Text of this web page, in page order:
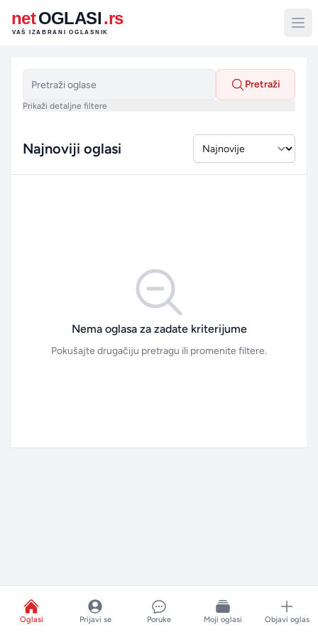
netOGLASI.rs
VAŠ IZABRANI OGLASNIK
Pretraži
Prikaži detaljne filtere
Najnoviji oglasi
Sortiraj po
Nema oglasa za zadate kriterijume
Pokušajte drugačiju pretragu ili promenite filtere.
Oglasi Prijavi se Poruke Moji oglasi Objavi oglas